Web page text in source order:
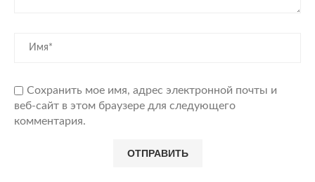
Сохранить мое имя, адрес электронной почты и
веб-сайт в этом браузере для следующего
комментария.